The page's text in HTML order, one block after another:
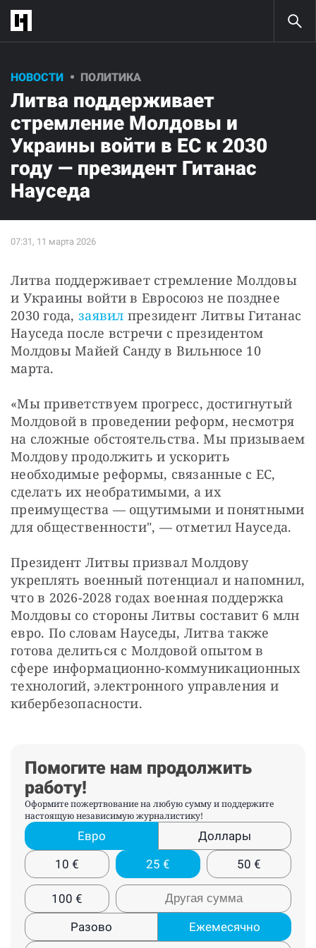
НОВОСТИ ПОЛИТИКА
Литва поддерживает
стремление Молдовы и
Украины войти в ЕС к 2030
году — президент Гитанас
Науседа
Литва поддерживает стремление Молдовы
и Украины войти в Евросоюз не позднее
2030 года, заявил президент Литвы Гитанас
Науседа после встречи с президентом
Молдовы Майей Санду в Вильнюсе 10
марта.
«Мы приветствуем прогресс, достигнутый
Молдовой в проведении реформ, несмотря
на сложные обстоятельства. Мы призываем
Молдову продолжить и ускорить
необходимые реформы, связанные с ЕС,
сделать их необратимыми, а их
преимущества — ощутимыми и понятными
для общественности", — отметил Науседа.
Президент Литвы призвал Молдову
укреплять военный потенциал и напомнил,
что в 2026-2028 годах военная поддержка
Молдовы со стороны Литвы составит 6 млн
евро. По словам Науседы, Литва также
готова делиться с Молдовой опытом в
сфере информационно-коммуникационных
технологий, электронного управления и
кибербезопасности.
Помогите нам продолжить
работу!
Оформите пожертвование на любую сумму и поддержите
настоящую независимую журналистику!
Евро
Доллары
10 € 25 € 50 €
100 €
Разово
Ежемесячно